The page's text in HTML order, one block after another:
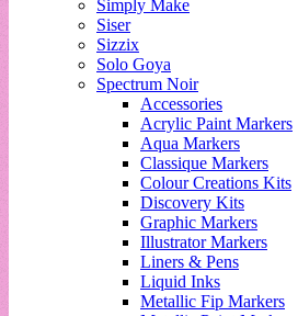
Simply Make
Siser
Sizzix
Solo Goya
Spectrum Noir
Accessories
Acrylic Paint Markers
Aqua Markers
Classique Markers
Colour Creations Kits
Discovery Kits
Graphic Markers
Illustrator Markers
Liners & Pens
Liquid Inks
Metallic Fip Markers